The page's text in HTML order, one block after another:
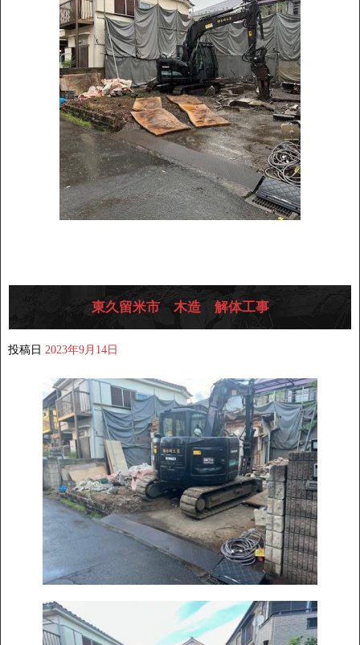
東久留米市 木造 解体工事
投稿日 2023年9月14日